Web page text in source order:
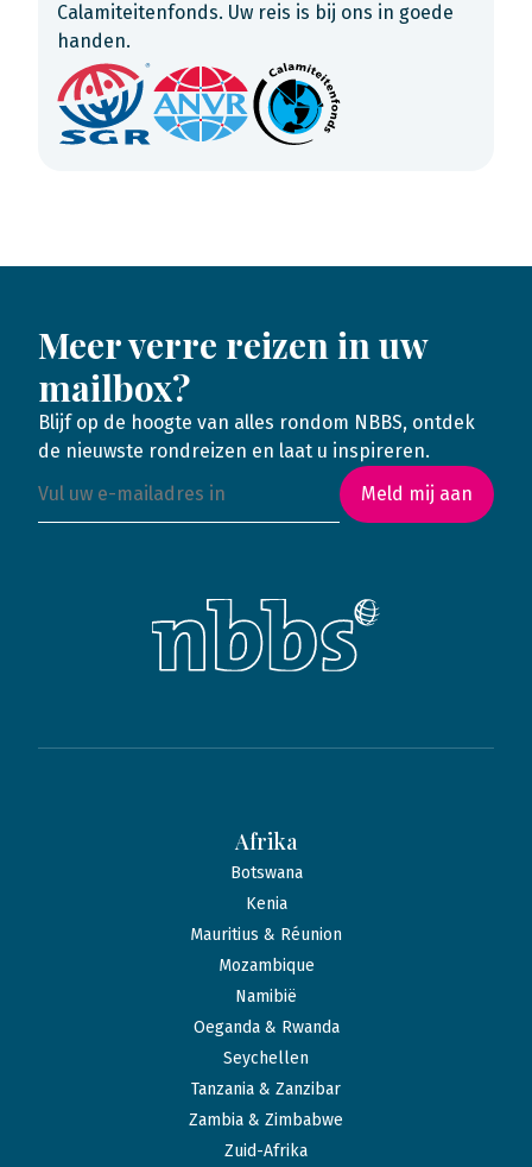
Calamiteitenfonds. Uw reis is bij ons in goede
handen.
Meer verre reizen in uw
mailbox?
Blijf op de hoogte van alles rondom NBBS, ontdek
de nieuwste rondreizen en laat u inspireren.
Meld mij aan
Afrika
Botswana
Kenia
Mauritius & Réunion
Mozambique
Namibië
Oeganda & Rwanda
Seychellen
Tanzania & Zanzibar
Zambia & Zimbabwe
Zuid-Afrika